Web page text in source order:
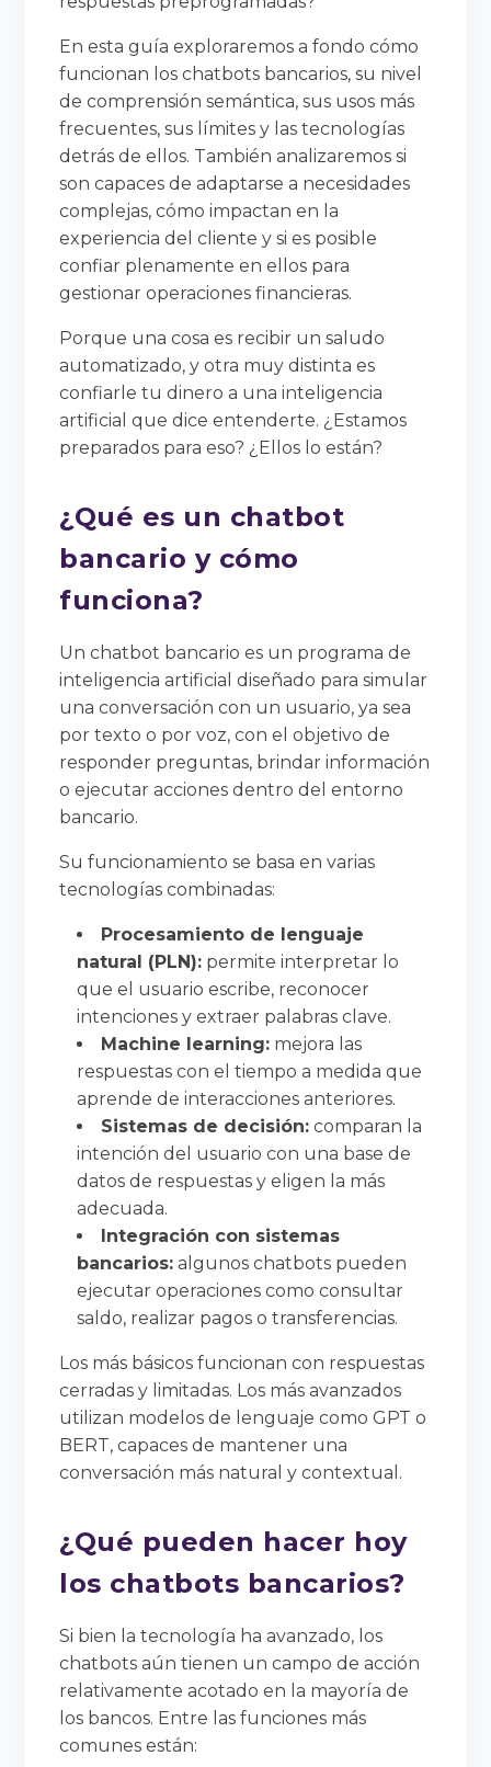
En esta guía exploraremos a fondo cómo
funcionan los chatbots bancarios, su nivel
de comprensión semántica, sus usos más
frecuentes, sus límites y las tecnologías
detrás de ellos. También analizaremos si
son capaces de adaptarse a necesidades
complejas, cómo impactan en la
experiencia del cliente y si es posible
confiar plenamente en ellos para
gestionar operaciones financieras.
Porque una cosa es recibir un saludo
automatizado, y otra muy distinta es
confiarle tu dinero a una inteligencia
artificial que dice entenderte. ¿Estamos
preparados para eso? ¿Ellos lo están?
¿Qué es un chatbot
bancario y cómo
funciona?
Un chatbot bancario es un programa de
inteligencia artificial diseñado para simular
una conversación con un usuario, ya sea
por texto o por voz, con el objetivo de
responder preguntas, brindar información
o ejecutar acciones dentro del entorno
bancario.
Su funcionamiento se basa en varias
tecnologías combinadas:
Procesamiento de lenguaje
natural (PLN): permite interpretar lo
que el usuario escribe, reconocer
intenciones y extraer palabras clave.
Machine learning: mejora las
respuestas con el tiempo a medida que
aprende de interacciones anteriores.
Sistemas de decisión: comparan la
intención del usuario con una base de
datos de respuestas y eligen la más
adecuada.
Integración con sistemas
bancarios: algunos chatbots pueden
ejecutar operaciones como consultar
saldo, realizar pagos o transferencias.
Los más básicos funcionan con respuestas
cerradas y limitadas. Los más avanzados
utilizan modelos de lenguaje como GPT o
BERT, capaces de mantener una
conversación más natural y contextual.
¿Qué pueden hacer hoy
los chatbots bancarios?
Si bien la tecnología ha avanzado, los
chatbots aún tienen un campo de acción
relativamente acotado en la mayoría de
los bancos. Entre las funciones más
comunes están: